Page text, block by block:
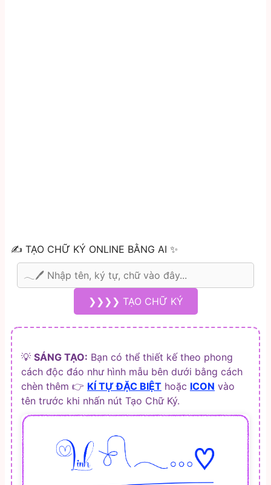
✍️ TẠO CHỮ KÝ ONLINE BẰNG AI ✨
❯❯❯❯ TẠO CHỮ KÝ
💡 SÁNG TẠO: Bạn có thể thiết kế theo phong
cách độc đáo như hình mẫu bên dưới bằng cách
chèn thêm 👉 KÍ TỰ ĐẶC BIỆT hoặc ICON vào
tên trước khi nhấn nút Tạo Chữ Ký.